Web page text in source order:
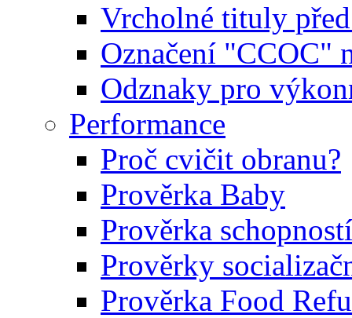
Vrcholné tituly
Označení "CCOC"
Odznaky pro
Performance
Proč cvičit obranu?
Prověrka Baby
Prověrka
Prověrky
Prověrka Food